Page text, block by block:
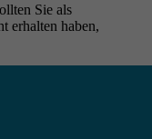
Sie als
erhalten haben,